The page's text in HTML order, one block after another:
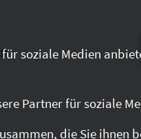
soziale Medien
Partner für soziale
die Sie ihnen